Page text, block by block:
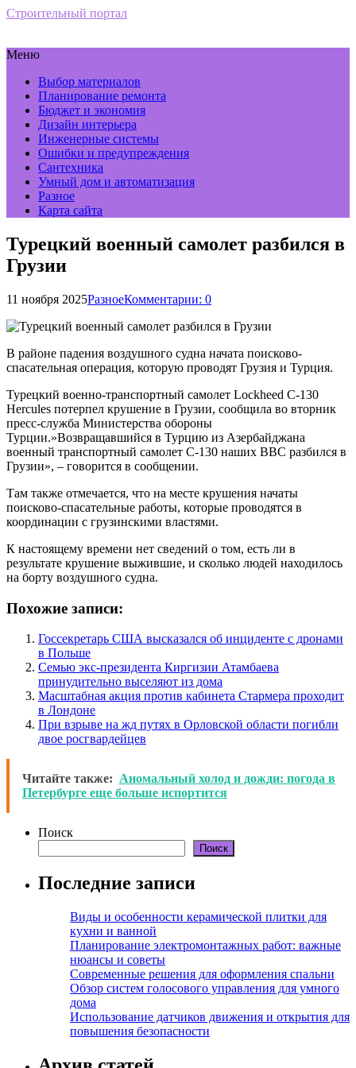
Строительный портал
Меню
Выбор материалов
Планирование ремонта
Бюджет и экономия
Дизайн интерьера
Инженерные системы
Ошибки и предупреждения
Сантехника
Умный дом и автоматизация
Разное
Карта сайта
Турецкий военный самолет разбился в
Грузии
11 ноября 2025РазноеКомментарии: 0
В районе падения воздушного судна начата поисково-
спасательная операция, которую проводят Грузия и Турция.
Турецкий военно-транспортный самолет Lockheed C-130
Hercules потерпел крушение в Грузии, сообщила во вторник
пресс-служба Министерства обороны
Турции.»Возвращавшийся в Турцию из Азербайджана
военный транспортный самолет C-130 наших ВВС разбился в
Грузии», – говорится в сообщении.
Там также отмечается, что на месте крушения начаты
поисково-спасательные работы, которые проводятся в
координации с грузинскими властями.
К настоящему времени нет сведений о том, есть ли в
результате крушение выжившие, и сколько людей находилось
на борту воздушного судна.
Похожие записи:
Госсекретарь США высказался об инциденте с дронами
в Польше
Семью экс-президента Киргизии Атамбаева
принудительно выселяют из дома
Масштабная акция против кабинета Стармера проходит
в Лондоне
При взрыве на жд путях в Орловской области погибли
двое росгвардейцев
Читайте также: Аномальный холод и дожди: погода в
Петербурге еще больше испортится
Поиск
Поиск
Последние записи
Виды и особенности керамической плитки для
кухни и ванной
Планирование электромонтажных работ: важные
нюансы и советы
Современные решения для оформления спальни
Обзор систем голосового управления для умного
дома
Использование датчиков движения и открытия для
повышения безопасности